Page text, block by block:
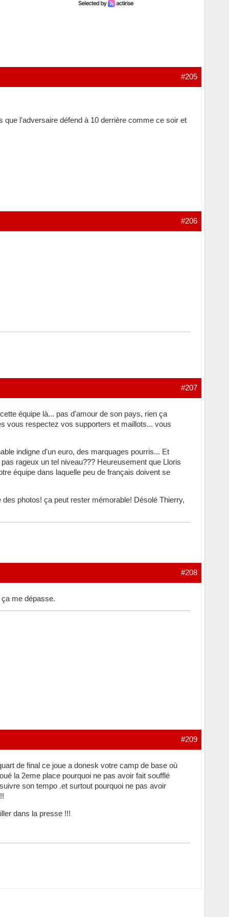
#205
l'adversaire défend à 10 derrière comme ce soir et
#206
#207
équipe là... pas d'amour de son pays, rien ça
vous respectez vos supporters et maillots... vous
indigne d'un euro, des marquages pourris... Et
rageux un tel niveau??? Heureusement que Lloris
équipe dans laquelle peu de français doivent se
photos! ça peut rester mémorable! Désolé Thierry,
#208
me dépasse.
#209
de final ce joue a donesk votre camp de base où
la 2eme place pourquoi ne pas avoir fait soufflé
son tempo .et surtout pourquoi ne pas avoir
dans la presse !!!